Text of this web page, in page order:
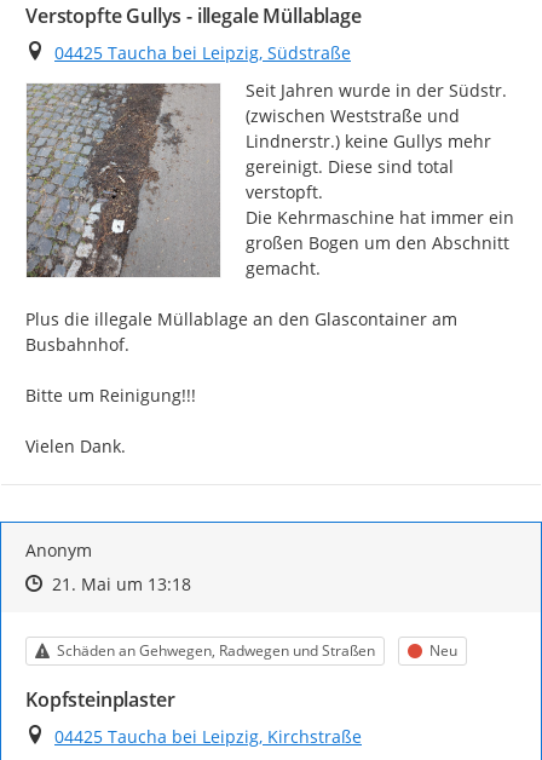
Verstopfte Gullys - illegale Müllablage
Ort
04425 Taucha bei Leipzig, Südstraße
Seit Jahren wurde in der Südstr.
(zwischen Weststraße und
Lindnerstr.) keine Gullys mehr
gereinigt. Diese sind total
verstopft.
Die Kehrmaschine hat immer ein
großen Bogen um den Abschnitt
gemacht.
Plus die illegale Müllablage an den Glascontainer am
Busbahnhof.
Bitte um Reinigung!!!
Vielen Dank.
Anonym
Zeitpunkt des Erstellens
Zeitpunkt des Erstellens
21. Mai um 13:18Zur Äußerung
Kategorie
Schäden an Gehwegen, Radwegen und Straßen Status
Neu
Kopfsteinplaster
Ort
04425 Taucha bei Leipzig, Kirchstraße